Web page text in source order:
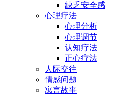
缺乏安全感
心理疗法
心理分析
心理调节
认知疗法
正心疗法
人际交往
情感问题
寓言故事